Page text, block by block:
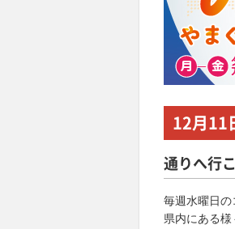
12月11
通りへ行
毎週水曜日の
県内にある様